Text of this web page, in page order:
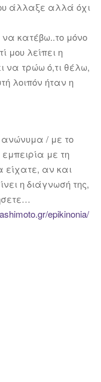
άλλαξε αλλά όχι
κατέβω..το μόνο
μου λείπει η
να τρώω ό,τι θέλω,
λοιπόν ήταν η
ανώνυμα / με το
με τη
είχατε, αν και
η διάγνωσή της,
epikinonia/